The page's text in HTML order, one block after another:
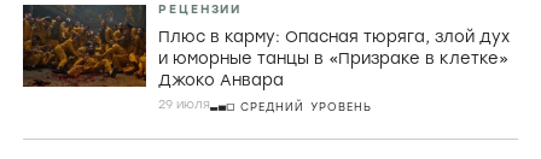
РЕЦЕНЗИИ
Плюс в карму: Опасная тюряга, злой дух
и юморные танцы в «Призраке в клетке»
Джоко Анвара
29 июля СРЕДНИЙ УРОВЕНЬ